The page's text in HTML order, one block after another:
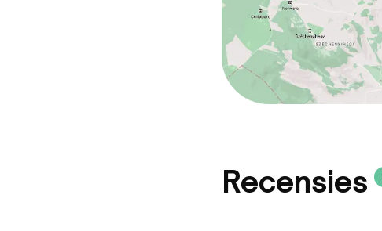
Recensies